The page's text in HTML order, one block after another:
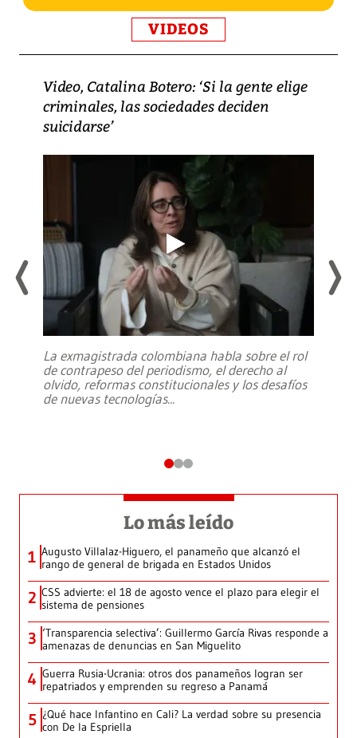
VIDEOS
Video, Catalina Botero: ‘Si la gente elige
criminales, las sociedades deciden
suicidarse’
La exmagistrada colombiana habla sobre el rol
de contrapeso del periodismo, el derecho al
olvido, reformas constitucionales y los desafíos
de nuevas tecnologías...
Lo más leído
1 Augusto Villalaz-Higuero, el panameño que alcanzó el
rango de general de brigada en Estados Unidos
2 CSS advierte: el 18 de agosto vence el plazo para elegir el
sistema de pensiones
3 ‘Transparencia selectiva’: Guillermo García Rivas responde a
amenazas de denuncias en San Miguelito
4 Guerra Rusia-Ucrania: otros dos panameños logran ser
repatriados y emprenden su regreso a Panamá
5 ¿Qué hace Infantino en Cali? La verdad sobre su presencia
con De la Espriella